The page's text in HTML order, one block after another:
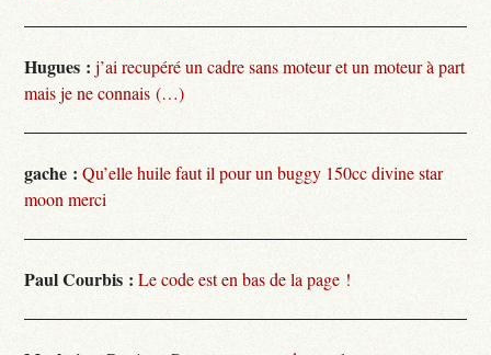
Hugues : j’ai recupéré un cadre sans moteur et un moteur à part
mais je ne connais (…)
gache : Qu’elle huile faut il pour un buggy 150cc divine star
moon merci
Paul Courbis : Le code est en bas de la page !